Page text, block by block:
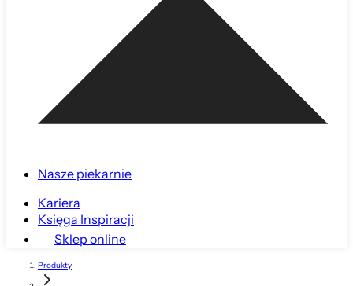
Nasze piekarnie
Kariera
Księga Inspiracji
Sklep online
Produkty